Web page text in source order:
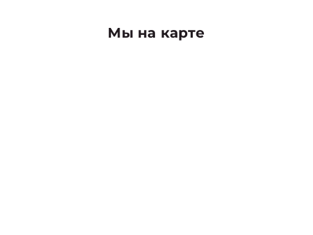
Мы на карте